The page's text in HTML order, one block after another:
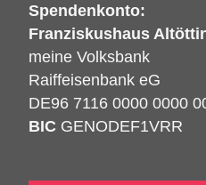
Spendenkonto:
Franziskushaus
meine Volksbank
Raiffeisenbank eG
DE96 7116 0000 0000
BIC GENODEF1VRR